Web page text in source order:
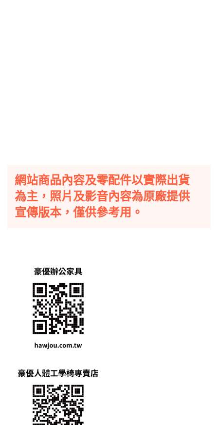
網站商品內容及零配件以實際出貨
為主，照片及影音內容為原廠提供
宣傳版本，僅供參考用。